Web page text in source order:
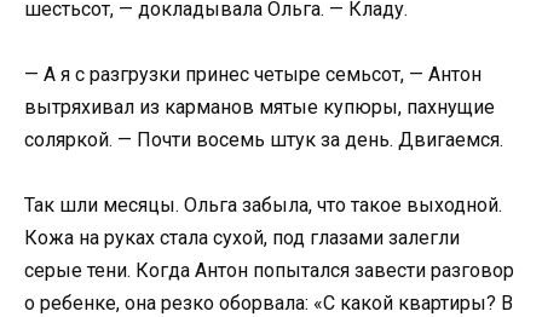
шестьсот, — докладывала Ольга. — Кладу.
— А я с разгрузки принес четыре семьсот, — Антон
вытряхивал из карманов мятые купюры, пахнущие
соляркой. — Почти восемь штук за день. Двигаемся.
Так шли месяцы. Ольга забыла, что такое выходной.
Кожа на руках стала сухой, под глазами залегли
серые тени. Когда Антон попытался завести разговор
о ребенке, она резко оборвала: «С какой квартиры? В